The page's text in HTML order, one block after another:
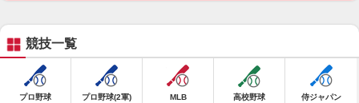
競技一覧
プロ野球 プロ野球(2軍) MLB 高校野球 侍ジャパン